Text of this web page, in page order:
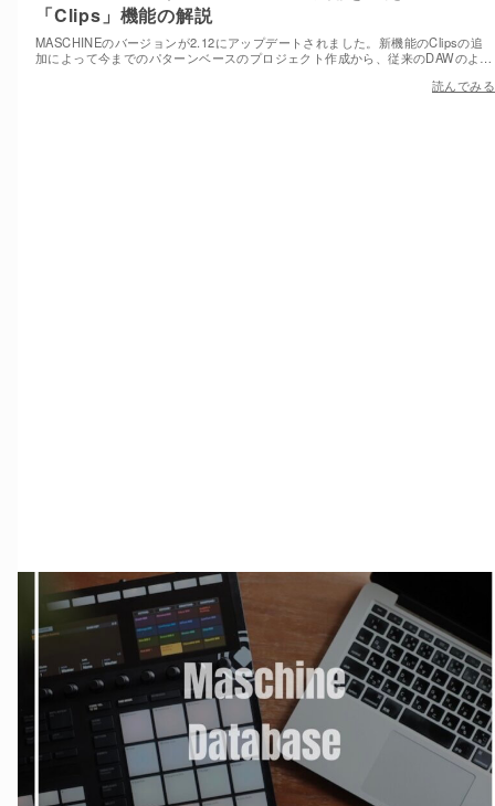
「Clips」機能の解説
MASCHINEのバージョンが2.12にアップデートされました。新機能のClipsの追
加によって今までのパターンベースのプロジェクト作成から、従来のDAWのよ…
読んでみる